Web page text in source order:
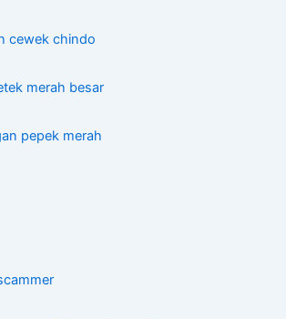
cewek chindo
merah besar
pepek merah